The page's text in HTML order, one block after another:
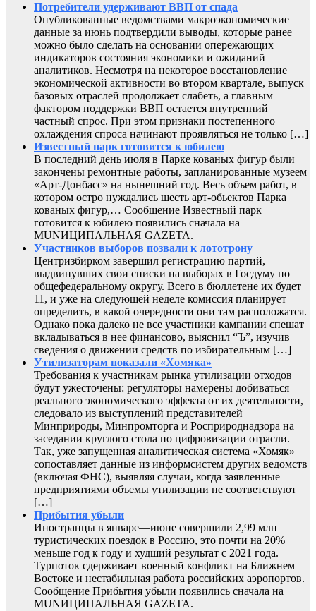
Потребители удерживают ВВП от спада
Опубликованные ведомствами макроэкономические
данные за июнь подтвердили выводы, которые ранее
можно было сделать на основании опережающих
индикаторов состояния экономики и ожиданий
аналитиков. Несмотря на некоторое восстановление
экономической активности во втором квартале, выпуск
базовых отраслей продолжает слабеть, а главным
фактором поддержки ВВП остается внутренний
частный спрос. При этом признаки постепенного
охлаждения спроса начинают проявляться не только […]
Известный парк готовится к юбилею
В последний день июля в Парке кованых фигур были
закончены ремонтные работы, запланированные музеем
«Арт-Донбасс» на нынешний год. Весь объем работ, в
котором остро нуждались шесть арт-обьектов Парка
кованых фигур,… Сообщение Известный парк
готовится к юбилею появились сначала на
MUNИЦИПАЛЬНАЯ GAZЕТА.
Участников выборов позвали к лототрону
Центризбирком завершил регистрацию партий,
выдвинувших свои списки на выборах в Госдуму по
общефедеральному округу. Всего в бюллетене их будет
11, и уже на следующей неделе комиссия планирует
определить, в какой очередности они там расположатся.
Однако пока далеко не все участники кампании спешат
вкладываться в нее финансово, выяснил “Ъ”, изучив
сведения о движении средств по избирательным […]
Утилизаторам показали «Хомяка»
Требования к участникам рынка утилизации отходов
будут ужесточены: регуляторы намерены добиваться
реального экономического эффекта от их деятельности,
следовало из выступлений представителей
Минприроды, Минпромторга и Росприроднадзора на
заседании круглого стола по цифровизации отрасли.
Так, уже запущенная аналитическая система «Хомяк»
сопоставляет данные из информсистем других ведомств
(включая ФНС), выявляя случаи, когда заявленные
предприятиями объемы утилизации не соответствуют
[…]
Прибытия убыли
Иностранцы в январе—июне совершили 2,99 млн
туристических поездок в Россию, это почти на 20%
меньше год к году и худший результат с 2021 года.
Турпоток сдерживает военный конфликт на Ближнем
Востоке и нестабильная работа российских аэропортов.
Сообщение Прибытия убыли появились сначала на
MUNИЦИПАЛЬНАЯ GAZЕТА.